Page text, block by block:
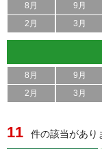
8月 9月
2月
3月
8月 9月
2月
3月
11 件の該当があり